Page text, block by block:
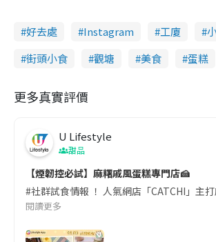
好去處 Instagram 工廈
街頭小食
觀塘 美食 蛋糕
更多真實評價
U Lifestyle
甜品
【煙韌控必試】麻糬戚風蛋糕專門店🍰
#社群試食情報 ！ 人氣網店「CATCHI」
閱讀更多